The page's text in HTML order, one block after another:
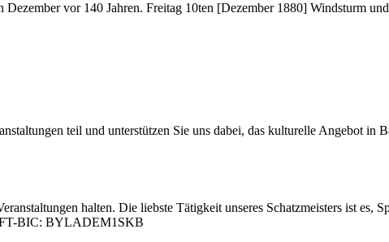
vor 140 Jah­ren. Frei­tag 10ten [De­zem­ber 1880] Wind­sturm
teil und un­ter­stüt­zen Sie uns da­bei, das kul­tu­rel­le An­ge­bot
hal­ten. Die liebs­te Tä­tig­keit un­se­res Schatz­meis­ters ist es,
BIC: BYLADEM1SKB